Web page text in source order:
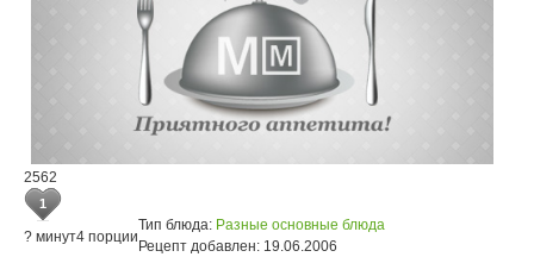
2562
1
? минут4 порции
Тип блюда: Разные основные блюда
Рецепт добавлен: 19.06.2006